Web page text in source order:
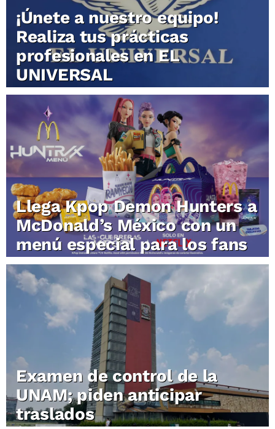
¡Únete a nuestro equipo!
Realiza tus prácticas
profesionales en EL
UNIVERSAL
Llega Kpop Demon Hunters a
McDonald’s México con un
menú especial para los fans
Examen de control de la
UNAM; piden anticipar
traslados